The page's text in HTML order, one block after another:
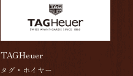
TAGHeuer
タグ・ホイヤー